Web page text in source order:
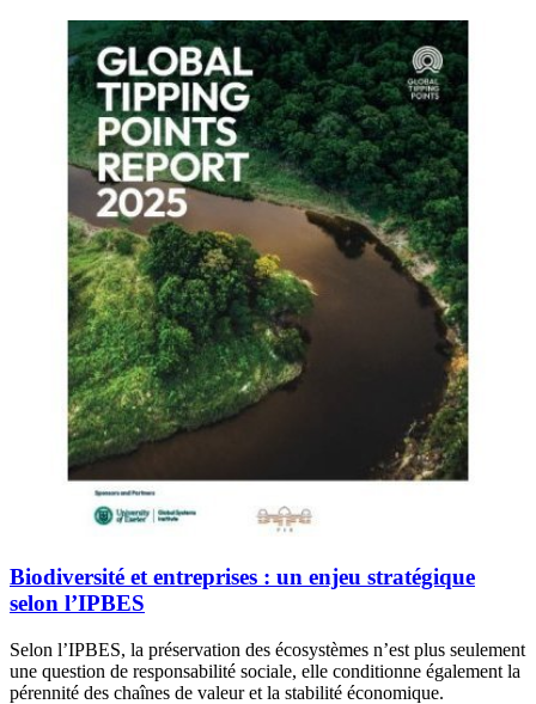
Biodiversité et entreprises : un enjeu stratégique
selon l’IPBES
Selon l’IPBES, la préservation des écosystèmes n’est plus seulement
une question de responsabilité sociale, elle conditionne également la
pérennité des chaînes de valeur et la stabilité économique.